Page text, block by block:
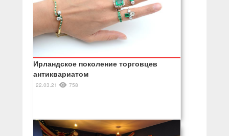
Ирландское поколение торговцев
антиквариатом
22.03.21 758